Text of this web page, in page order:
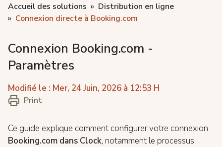
Accueil des solutions
Distribution en ligne
Connexion directe à Booking.com
Connexion Booking.com -
Paramètres
Modifié le : Mer, 24 Juin, 2026 à 12:53 H
Print
Ce guide explique comment configurer votre connexion
Booking.com dans Clock, notamment le processus